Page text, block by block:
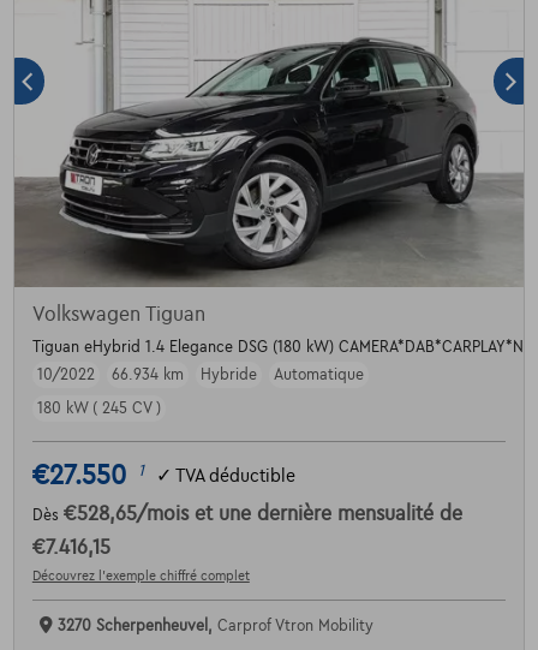
Volkswagen Tiguan
Tiguan eHybrid 1.4 Elegance DSG (180 kW)
10/2022
66.934 km Hybride
Automatique
180 kW ( 245 CV )
€27.550 1 ✓ TVA déductible
Dès €528,65/mois et une dernière mensualité de
€7.416,15
Découvrez l’exemple chiffré complet
3270 Scherpenheuvel, Carprof Vtron Mobility